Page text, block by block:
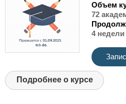
Объем
72
4 недели
Подробнее о курсе